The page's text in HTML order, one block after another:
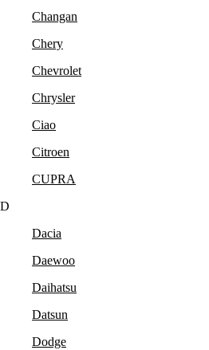
Changan
Chery
Chevrolet
Chrysler
Ciao
Citroen
CUPRA
D
Dacia
Daewoo
Daihatsu
Datsun
Dodge